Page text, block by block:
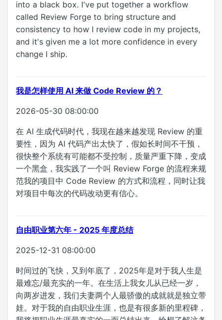
into a black box. I've put together a workflow
called Review Forge to bring structure and
consistency to how I review code in my projects,
and it's given me a lot more confidence in every
change I ship.
我是怎样使用 AI 来做 Code Review 的？
2026-05-30 08:00:00
在 AI 生成代码时代，我现在越来越发现 Review 的重
要性，因为 AI 代码产出太快了，假如长时间不干预，
很快整个系统有可能都不受控制，质量严重下降，变成
一个黑盒，我实践了一个叫 Review Forge 的流程来规
范我的项目中 Code Review 的方式和流程，同时让我
对项目中每次的代码改动更有信心。
自由职业第六年 - 2025 年度总结
2025-12-31 08:00:00
时间过的飞快，又到年底了，2025年是对于我人生是
最难忘/最充实的一年。在生活上我女儿从已经一岁，
向两岁进发，我们夫妻两个人最骄傲的成就就是独立带
娃。对于我的自由职业生涯，也是有很多新的里程碑，